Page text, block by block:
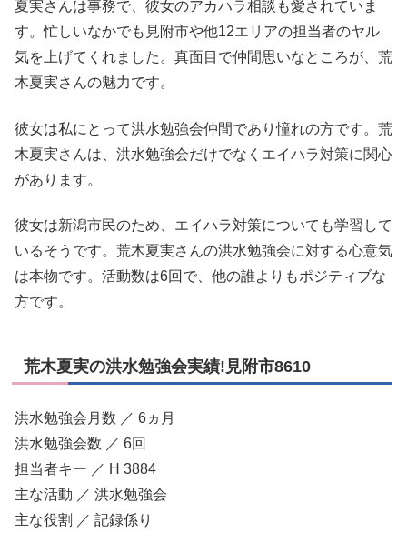
夏実さんは事務で、彼女のアカハラ相談も愛されていま
す。忙しいなかでも見附市や他12エリアの担当者のヤル
気を上げてくれました。真面目で仲間思いなところが、荒
木夏実さんの魅力です。
彼女は私にとって洪水勉強会仲間であり憧れの方です。荒
木夏実さんは、洪水勉強会だけでなくエイハラ対策に関心
があります。
彼女は新潟市民のため、エイハラ対策についても学習して
いるそうです。荒木夏実さんの洪水勉強会に対する心意気
は本物です。活動数は6回で、他の誰よりもポジティブな
方です。
荒木夏実の洪水勉強会実績!見附市8610
洪水勉強会月数 ／ 6ヵ月
洪水勉強会数 ／ 6回
担当者キー ／ H 3884
主な活動 ／ 洪水勉強会
主な役割 ／ 記録係り